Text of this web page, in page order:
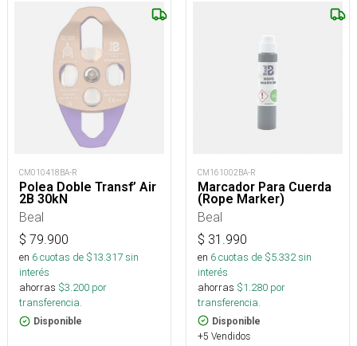
CM010418BA-R
Polea Doble Transf’ Air
2B 30kN
Beal
$ 79.900
en 6cuotas de $13.317sin
interés
ahorras $3.200 por
transferencia.
Disponible
CM161002BA-R
Marcador Para Cuerda
(Rope Marker)
Beal
$ 31.990
en 6cuotas de $5.332sin
interés
ahorras $1.280 por
transferencia.
Disponible
+5 Vendidos